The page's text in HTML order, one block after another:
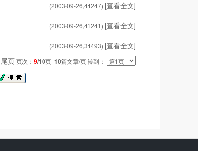
(2003-09-26,44247) [查看全文]
(2003-09-26,41241) [查看全文]
(2003-09-26,34493) [查看全文]
尾页页次： 9/10页 10篇文章/页 转到：